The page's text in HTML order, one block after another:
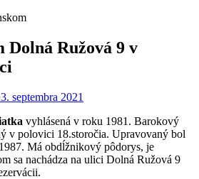
Dolná Ružová 9 v
septembra 2021
vyhlásená v roku 1981. Barokový
v polovici 18.storočia. Upravovaný bol
Má obdĺžnikový pôdorys, je
sa nachádza na ulici Dolná Ružová 9